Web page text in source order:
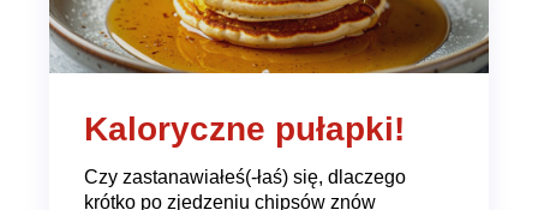
Kaloryczne pułapki!
Czy zastanawiałeś(-łaś) się, dlaczego
krótko po zjedzeniu chipsów znów